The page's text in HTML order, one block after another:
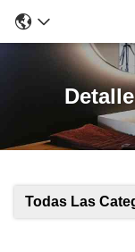
Todas Las